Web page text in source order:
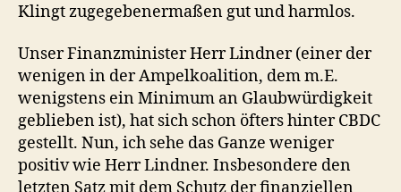
Klingt zugegebenermaßen gut und harmlos.
Unser Finanzminister Herr Lindner (einer der
wenigen in der Ampelkoalition, dem m.E.
wenigstens ein Minimum an Glaubwürdigkeit
geblieben ist), hat sich schon öfters hinter CBDC
gestellt. Nun, ich sehe das Ganze weniger
positiv wie Herr Lindner. Insbesondere den